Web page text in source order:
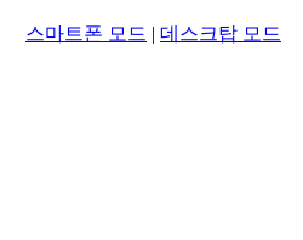
스마트폰 모드 | 데스크탑 모드